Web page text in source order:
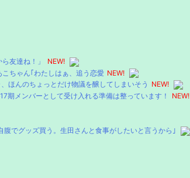
友達ね！」
NEW!
ちゃん｢わたしはぁ、追う恋愛 NEW!
ほんのちょっとだけ物議を醸してしまいそう NEW!
期メンバーとして受け入れる準備は整っています！
NEW!
でグッズ買う。生田さんと食事がしたいと言うから｣